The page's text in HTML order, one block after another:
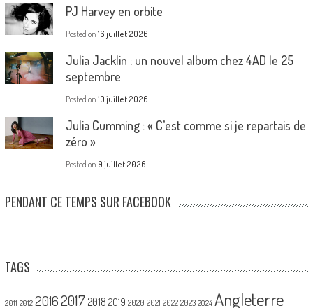
PJ Harvey en orbite
Posted on 16 juillet 2026
Julia Jacklin : un nouvel album chez 4AD le 25
septembre
Posted on 10 juillet 2026
Julia Cumming : « C’est comme si je repartais de
zéro »
Posted on 9 juillet 2026
PENDANT CE TEMPS SUR FACEBOOK
TAGS
2011 2012 20162017 2018 2019 2020 2021 2022 2023 2024 Angleterre